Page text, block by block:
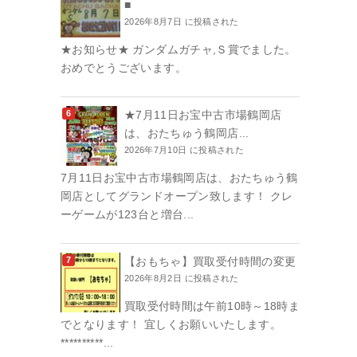
■
2026年8月7日 に投稿された
★お知らせ★ ガンダムガチャ,Ｓ賞でました。
おめでとうございます。
★7月11日お宝中古市場鶴岡店
は、おたちゅう鶴岡店...
2026年7月10日 に投稿された
7月11日お宝中古市場鶴岡店は、おたちゅう鶴
岡店としてグランドオープン致します！ クレ
ーゲームが123台と増台...
【おもちゃ】買取受付時間の変更
2026年8月2日 に投稿された
買取受付時間は午前10時～18時ま
でとなります！ 宜しくお願いいたします。
**********...